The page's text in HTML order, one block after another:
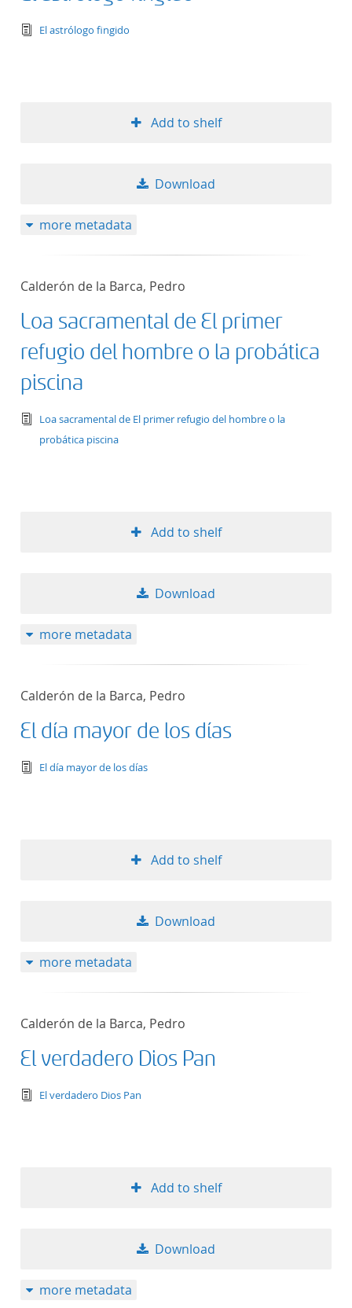
text/tg.edition+tg.aggregation+xml
El astrólogo fingido
Add to shelf
Download
more metadata
Calderón de la Barca, Pedro
Loa sacramental de El primer
refugio del hombre o la probática
piscina
text/tg.edition+tg.aggregation+xml
Loa sacramental de El primer refugio del hombre o la
probática piscina
Add to shelf
Download
more metadata
Calderón de la Barca, Pedro
El día mayor de los días
text/tg.edition+tg.aggregation+xml
El día mayor de los días
Add to shelf
Download
more metadata
Calderón de la Barca, Pedro
El verdadero Dios Pan
text/tg.edition+tg.aggregation+xml
El verdadero Dios Pan
Add to shelf
Download
more metadata